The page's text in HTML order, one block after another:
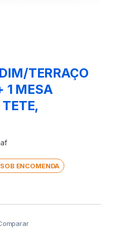
TERRAÇO
1 MESA
ENCOMENDA